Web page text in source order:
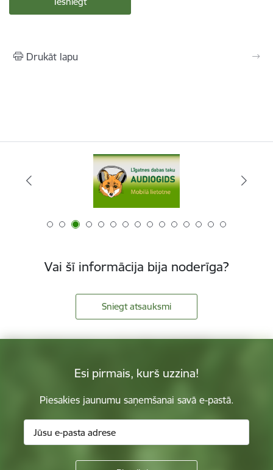
Drukāt lapu
Vai šī informācija bija noderīga?
Sniegt atsauksmi
Esi pirmais, kurš uzzina!
Piesakies jaunumu saņemšanai savā e-pastā.